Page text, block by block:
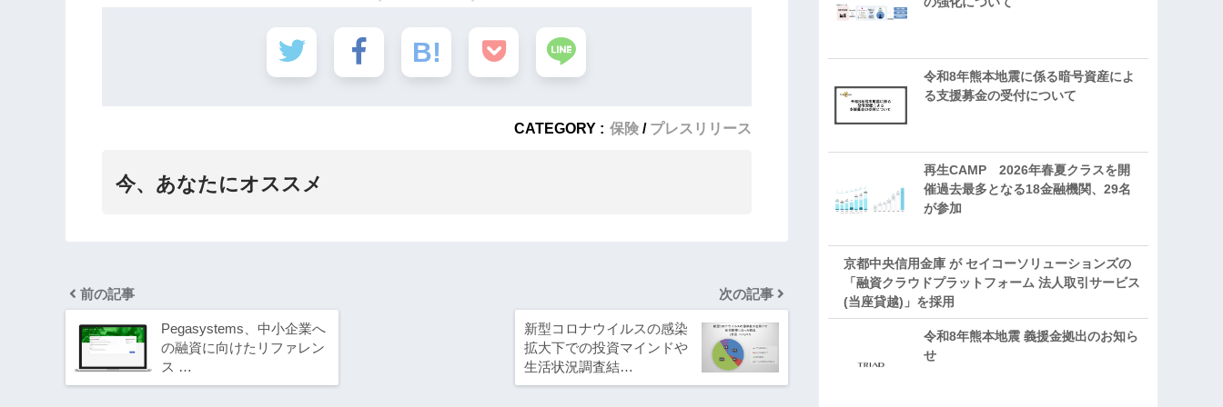
CATEGORY : 保険 プレスリリース
今、あなたにオススメ
前の記事
Pegasystems、中小企業へ
の融資に向けたリファレン
ス …
次の記事
新型コロナウイルスの感染
拡大下での投資マインドや
生活状況調査結…
令和8年熊本地震に係る暗号資産によ
る支援募金の受付について
再生CAMP 2026年春夏クラスを開
催過去最多となる18金融機関、29名
が参加
京都中央信用金庫 が セイコーソリューションズの
「融資クラウドプラットフォーム 法人取引サービス
(当座貸越)」を採用
令和8年熊本地震 義援金拠出のお知ら
せ